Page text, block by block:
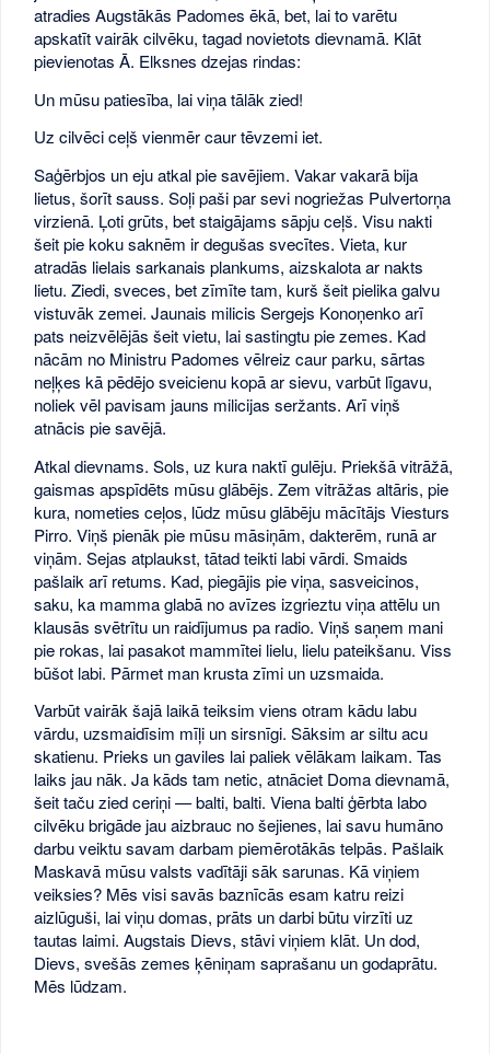
atradies Augstākās Padomes ēkā, bet, lai to varētu
apskatīt vairāk cilvēku, tagad novietots dievnamā. Klāt
pievienotas Ā. Elksnes dzejas rindas:
Un mūsu patiesība, lai viņa tālāk zied!
Uz cilvēci ceļš vienmēr caur tēvzemi iet.
Saģērbjos un eju atkal pie savējiem. Vakar vakarā bija
lietus, šorīt sauss. Soļi paši par sevi nogriežas Pulvertorņa
virzienā. Ļoti grūts, bet staigājams sāpju ceļš. Visu nakti
šeit pie koku saknēm ir degušas svecītes. Vieta, kur
atradās lielais sarkanais plankums, aizskalota ar nakts
lietu. Ziedi, sveces, bet zīmīte tam, kurš šeit pielika galvu
vistuvāk zemei. Jaunais milicis Sergejs Konoņenko arī
pats neizvēlējās šeit vietu, lai sastingtu pie zemes. Kad
nācām no Ministru Padomes vēlreiz caur parku, sārtas
neļķes kā pēdējo sveicienu kopā ar sievu, varbūt līgavu,
noliek vēl pavisam jauns milicijas seržants. Arī viņš
atnācis pie savējā.
Atkal dievnams. Sols, uz kura naktī gulēju. Priekšā vitrāžā,
gaismas apspīdēts mūsu glābējs. Zem vitrāžas altāris, pie
kura, nometies ceļos, lūdz mūsu glābēju mācītājs Viesturs
Pirro. Viņš pienāk pie mūsu māsiņām, dakterēm, runā ar
viņām. Sejas atplaukst, tātad teikti labi vārdi. Smaids
pašlaik arī retums. Kad, piegājis pie viņa, sasveicinos,
saku, ka mamma glabā no avīzes izgrieztu viņa attēlu un
klausās svētrītu un raidījumus pa radio. Viņš saņem mani
pie rokas, lai pasakot mammītei lielu, lielu pateikšanu. Viss
būšot labi. Pārmet man krusta zīmi un uzsmaida.
Varbūt vairāk šajā laikā teiksim viens otram kādu labu
vārdu, uzsmaidīsim mīļi un sirsnīgi. Sāksim ar siltu acu
skatienu. Prieks un gaviles lai paliek vēlākam laikam. Tas
laiks jau nāk. Ja kāds tam netic, atnāciet Doma dievnamā,
šeit taču zied ceriņi — balti, balti. Viena balti ģērbta labo
cilvēku brigāde jau aizbrauc no šejienes, lai savu humāno
darbu veiktu savam darbam piemērotākās telpās. Pašlaik
Maskavā mūsu valsts vadītāji sāk sarunas. Kā viņiem
veiksies? Mēs visi savās baznīcās esam katru reizi
aizlūguši, lai viņu domas, prāts un darbi būtu virzīti uz
tautas laimi. Augstais Dievs, stāvi viņiem klāt. Un dod,
Dievs, svešās zemes ķēniņam saprašanu un godaprātu.
Mēs lūdzam.